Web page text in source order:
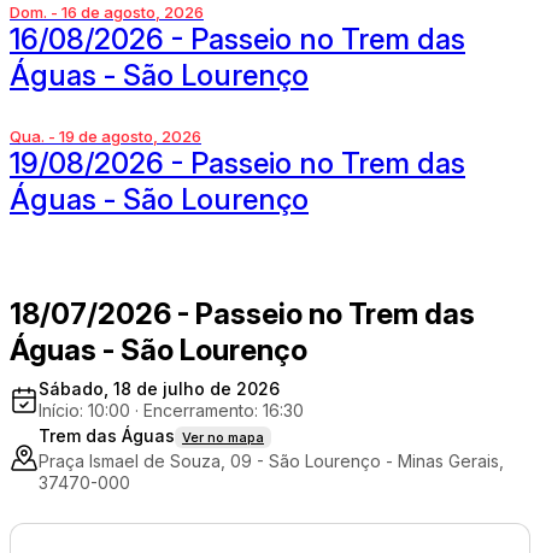
Dom. - 16 de agosto, 2026
16/08/2026 - Passeio no Trem das
Águas - São Lourenço
Qua. - 19 de agosto, 2026
19/08/2026 - Passeio no Trem das
Águas - São Lourenço
18/07/2026 - Passeio no Trem das
Águas - São Lourenço
Sábado, 18 de julho de 2026
Início: 10:00 · Encerramento: 16:30
Trem das Águas Ver no mapa
Praça Ismael de Souza, 09 - São Lourenço - Minas Gerais,
37470-000